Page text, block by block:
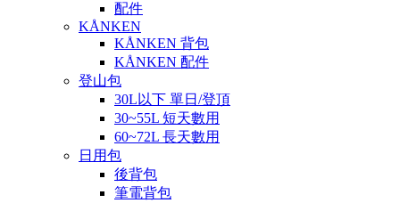
配件
KÅNKEN
KÅNKEN 背包
KÅNKEN 配件
登山包
30L以下 單日/登頂
30~55L 短天數用
60~72L 長天數用
日用包
後背包
筆電背包